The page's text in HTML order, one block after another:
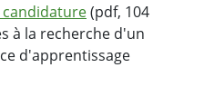
candidature(pdf, 104
à la recherche d'un
d'apprentissage